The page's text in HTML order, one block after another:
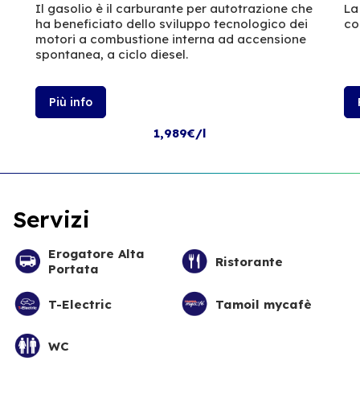
Il gasolio è il carburante per autotrazione che
ha beneficiato dello sviluppo tecnologico dei
motori a combustione interna ad accensione
spontanea, a ciclo diesel.
Più info
1,989€/l
Servizi
Erogatore Alta
Portata
Ristorante
T-Electric Tamoil mycafè
WC